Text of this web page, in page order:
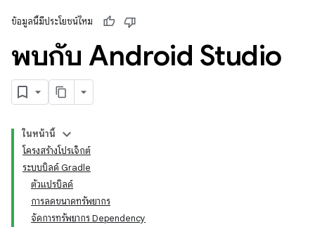
ข้อมูลนี้มีประโยชน์ไหม
พบกับ Android Studio
ในหน้านี้
โครงสร้างโปรเจ็กต์
ระบบบิลด์ Gradle
ตัวแปรบิลด์
การลดขนาดทรัพยากร
จัดการทรัพยากร Dependency